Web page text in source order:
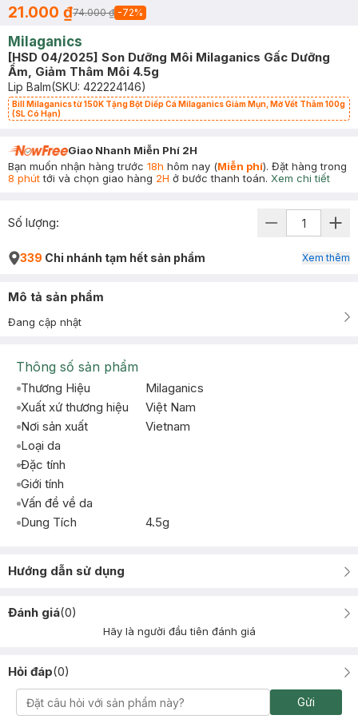
21.000 ₫74.000 ₫ -72%
Milaganics
[HSD 04/2025] Son Dưỡng Môi Milaganics Gấc Dưỡng
Ẩm, Giảm Thâm Môi 4.5g
Lip Balm(SKU: 422224146)
Bill Milaganics từ 150K Tặng Bột Diếp Cá Milaganics Giảm Mụn, Mờ Vết Thâm 100g
(SL Có Hạn)
Giao Nhanh Miễn Phí 2H
Bạn muốn nhận hàng trước 18h hôm nay (Miễn phí). Đặt hàng trong
8 phúttới và chọn giao hàng 2H ở bước thanh toán. Xem chi tiết
Số lượng:
339 Chi nhánh tạm hết sản phẩm Xem thêm
Mô tả sản phẩm
Đang cập nhật
Thông số sản phẩm
Thương Hiệu
Milaganics
Xuất xứ thương hiệu
Việt Nam
Nơi sản xuất
Vietnam
Loại da
Đặc tính
Giới tính
Vấn đề về da
Dung Tích
4.5g
Hướng dẫn sử dụng
Đánh giá(0)
Hãy là người đầu tiên đánh giá
Hỏi đáp(0)
Gửi